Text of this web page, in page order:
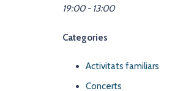
19:00 - 13:00
Categories
Activitats familiars
Concerts